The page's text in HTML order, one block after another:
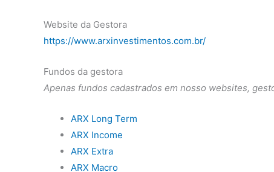
Website da Gestora
https://www.arxinvestimentos.com.br/
Fundos da gestora
Apenas fundos cadastrados em nosso websites,
ARX Long Term
ARX Income
ARX Extra
ARX Macro